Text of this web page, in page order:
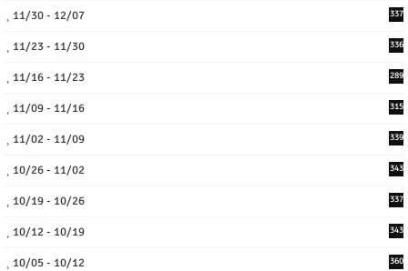
11/30 - 12/07 337
11/23 - 11/30 336
11/16 - 11/23 289
11/09 - 11/16 315
11/02 - 11/09 339
10/26 - 11/02 343
10/19 - 10/26 337
10/12 - 10/19 343
10/05 - 10/12 360